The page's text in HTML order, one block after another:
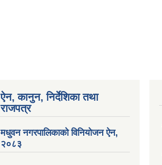
ऐन, कानुन, निर्देशिका तथा
राजपत्र
मधुवन नगरपालिकाको विनियोजन ऐन,
२०८३